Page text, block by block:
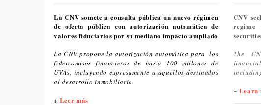
La CNV somete a consulta pública un nuevo régimen
de oferta pública con autorización automática de
valores fiduciarios por su mediano impacto ampliado
La CNV propone la autorización automática para los
fideicomisos financieros de hasta 100 millones de
UVAs, incluyendo expresamente a aquellos destinados
al desarrollo inmobiliario.
+ Leer más
CNV
The
+ Learn